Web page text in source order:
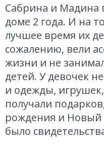
Сабрина и Мадина
доме 2 года. И на
лучшее время их
сожалению, вели
жизни и не
детей. У девочек
и одежды,
получали
рождения и Новый
было